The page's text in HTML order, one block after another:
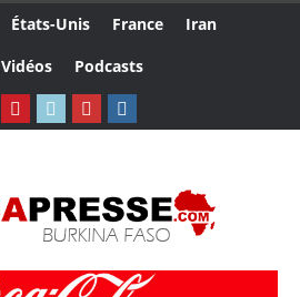
États-Unis France
Iran
Vidéos Podcasts